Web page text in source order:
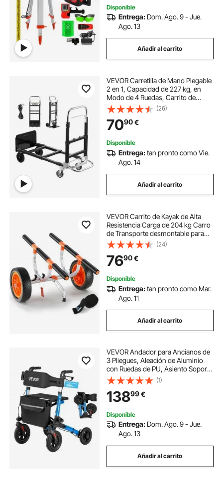
Disponible
Entrega: Dom. Ago. 9 - Jue.
Ago. 13
Añadir al carrito
VEVOR Carretilla de Mano Plegable
2 en 1, Capacidad de 227 kg, en
Modo de 4 Ruedas, Carrito de
Transporte Convertible con Asa
Ajustable, para Mudanzas, Oficina y
Almacén, 1115 x 415 x 925 mm
(26)
7090€
Disponible
Entrega:tan pronto como Vie.
Ago. 14
Añadir al carrito
VEVOR Carrito de Kayak de Alta
Resistencia Carga de 204 kg Carro
de Transporte desmontable para
Canoas con Ruedas de 30,5 cm Pie
de Apoyo Antideslizante y Correa
de Amarre para Kayaks Canoas
Botes
(24)
7690€
Disponible
Entrega:tan pronto como Mar.
Ago. 11
Añadir al carrito
VEVOR Andador para Ancianos de
3 Pliegues, Aleación de Aluminio
con Ruedas de PU, Asiento Soporta
136 kg, Silla de Transporte Plegable,
Reposabrazos Ajustable para
Paseos Personas Mayores y
Exterior
(1)
13899€
Disponible
Entrega: Dom. Ago. 9 - Jue.
Ago. 13
Añadir al carrito